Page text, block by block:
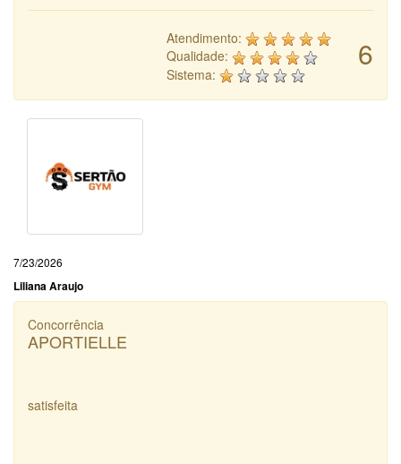
6
Atendimento:
Qualidade:
Sistema:
7/23/2026
Liliana Araujo
Concorrência
APORTIELLE
satisfeita